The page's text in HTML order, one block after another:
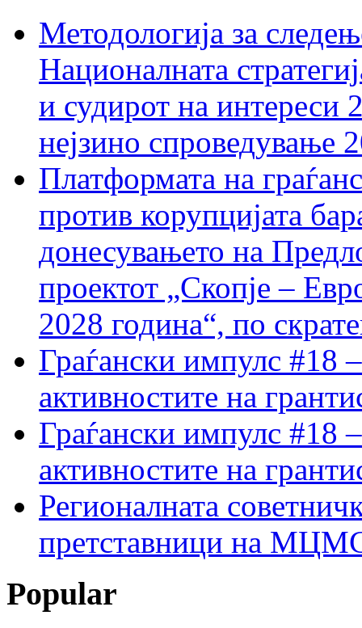
Методологија за
Националната
и судирот на интереси
нејзино спроведување
Платформата на
против корупцијата
донесувањето на
проектот „Скопје –
2028 година“, по
Граѓански импулс #18
активностите на
Граѓански импулс #18
активностите на
Регионалната
претставници на МЦМС
Popular